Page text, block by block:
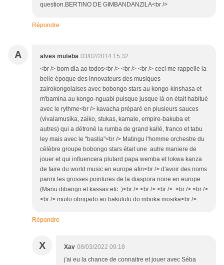
question.BERTINO DE GIMBANDANZILA<br />
Répondre
A alves muteba 03/02/2014 15:32
<br /> bom dia ao todos<br /> <br /> <br /> ceci me rappelle la
belle époque des innovateurs des musiques
zairokongolaises avec bobongo stars au kongo-kinshasa et
m'bamina au kongo-nguabi puisque jusque là on était habitué
avec le rythme<br /> kavacha préparé en plusieurs sauces
(vivalamusika, zaiko, stukas, kamale, empire-bakuba et
autres) qui a détroné la rumba de grand kallé, franco et tabu
ley mais avec le "bastia"<br /> Matingu l'homme orchestre du
célèbre groupe bobongo stars était une autre maniere de
jouer et qui influencera plutard papa wemba et lokwa kanza
de faire du world music en europe afin<br /> d'avoir des noms
parmi les grosses pointures de la diaspora noire en europe
(Manu dibango et kassav etc..)<br /> <br /> <br /> <br /> <br />
<br /> muito obrigado ao bakulutu do mboka mosika<br />
Répondre
X Xav 08/03/2022 09:18
j'ai eu la chance de connaitre et jouer avec Séba